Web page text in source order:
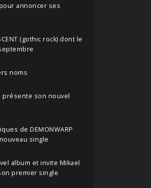
annoncer ses
(gothic rock) dont le
noms
présente son nouvel
de DEMONWARP
single
album et invite Mikael
premier single